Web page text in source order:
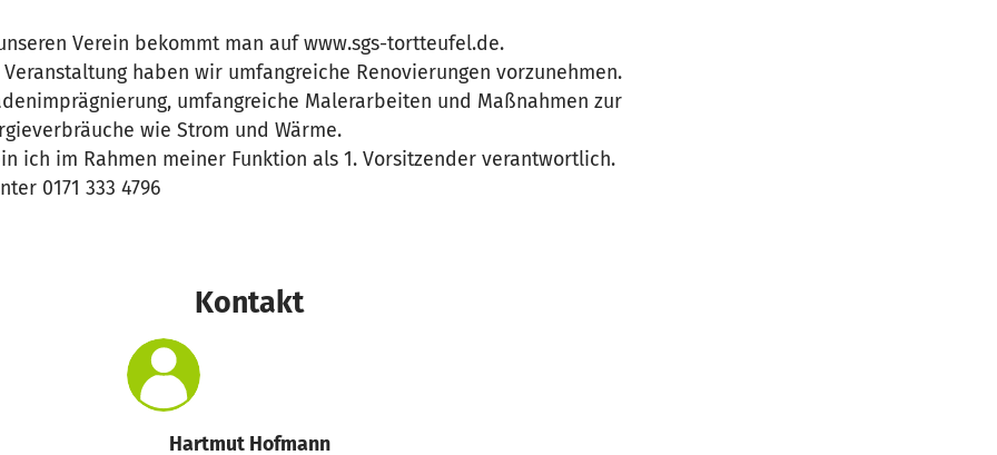
Verein bekommt man auf www.sgs-tortteufel.de.
haben wir umfangreiche Renovierungen vorzunehmen.
umfangreiche Malerarbeiten und Maßnahmen zur
wie Strom und Wärme.
ich im Rahmen meiner Funktion als 1. Vorsitzender verantwortlich.
0171 333 4796
Kontakt
Hartmut Hofmann